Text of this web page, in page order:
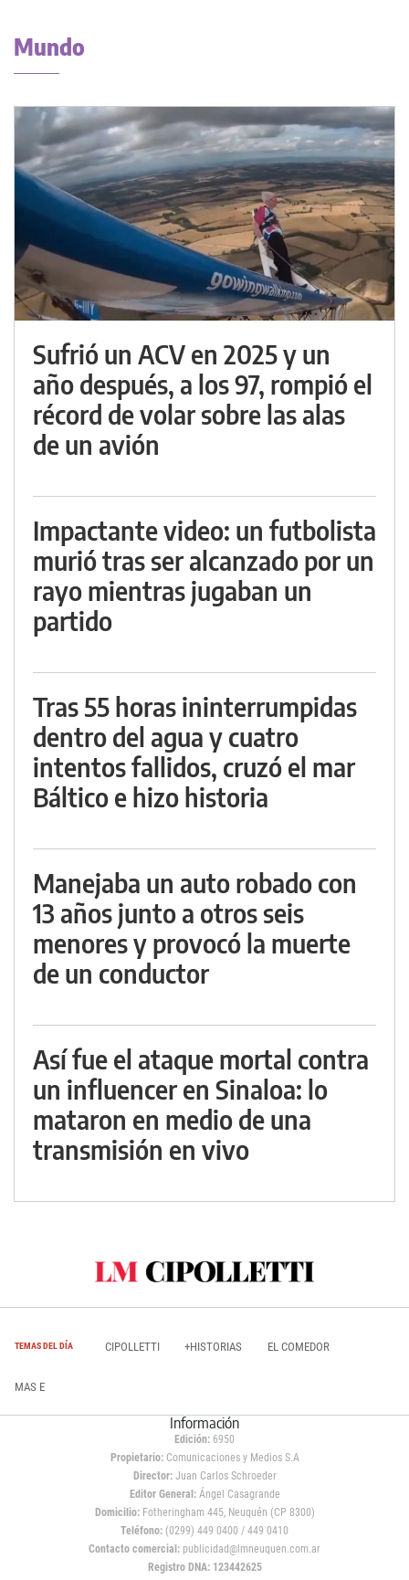
Mundo
Sufrió un ACV en 2025 y un
año después, a los 97, rompió el
récord de volar sobre las alas
de un avión
Impactante video: un futbolista
murió tras ser alcanzado por un
rayo mientras jugaban un
partido
Tras 55 horas ininterrumpidas
dentro del agua y cuatro
intentos fallidos, cruzó el mar
Báltico e hizo historia
Manejaba un auto robado con
13 años junto a otros seis
menores y provocó la muerte
de un conductor
Así fue el ataque mortal contra
un influencer en Sinaloa: lo
mataron en medio de una
transmisión en vivo
TEMAS DEL DÍA CIPOLLETTI +HISTORIAS EL COMEDOR
MAS E
Información
Edición: 6950
Propietario:Comunicaciones y Medios S.A
Director: Juan Carlos Schroeder
Editor General:Ángel Casagrande
Domicilio:Fotheringham 445, Neuquén (CP 8300)
Teléfono: (0299) 449 0400 / 449 0410
Contacto comercial: publicidad@lmneuquen.com.ar
Registro DNA: 123442625